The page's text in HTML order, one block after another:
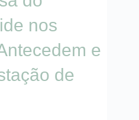
nos
e
de